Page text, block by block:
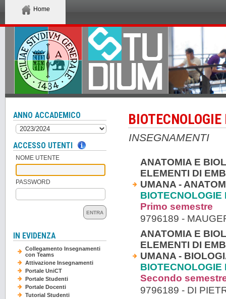
Home
INSEGNAMENTI
ANATOMIA E
ELEMENTI DI
UMANA -
BIOTECNOLOGIE
Primo semestre
9796189 -
ANATOMIA E
ELEMENTI DI
UMANA -
BIOTECNOLOGIE
Secondo
9796189 - DI
ANNO ACCADEMICO
ACCESSO UTENTI
NOME UTENTE
PASSWORD
ENTRA
IN EVIDENZA
Collegamento Insegnamenti
con Teams
Attivazione Insegnamenti
Portale UniCT
Portale Studenti
Portale Docenti
Tutorial Studenti